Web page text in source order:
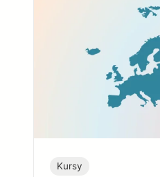
Kursy